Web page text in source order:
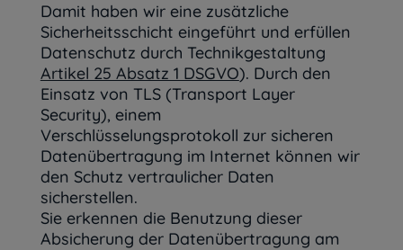
Damit haben wir eine zusätzliche
Sicherheitsschicht eingeführt und erfüllen
Datenschutz durch Technikgestaltung
Artikel 25 Absatz 1 DSGVO). Durch den
Einsatz von TLS (Transport Layer
Security), einem
Verschlüsselungsprotokoll zur sicheren
Datenübertragung im Internet können wir
den Schutz vertraulicher Daten
sicherstellen.
Sie erkennen die Benutzung dieser
Absicherung der Datenübertragung am